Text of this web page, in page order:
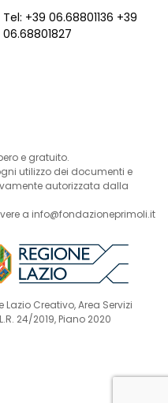
Tel: +39 06.68801136 +39
06.68801827
e gratuito.
utilizzo dei documenti e
autorizzata dalla
a info@fondazioneprimoli.it
Creativo, Area Servizi
24/2019, Piano 2020